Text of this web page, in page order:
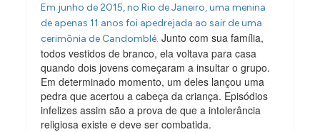
Em junho de 2015, no Rio de Janeiro, uma menina
de apenas 11 anos foi apedrejada ao sair de uma
cerimônia de Candomblé. Junto com sua família,
todos vestidos de branco, ela voltava para casa
quando dois jovens começaram a insultar o grupo.
Em determinado momento, um deles lançou uma
pedra que acertou a cabeça da criança. Episódios
infelizes assim são a prova de que a intolerância
religiosa existe e deve ser combatida.